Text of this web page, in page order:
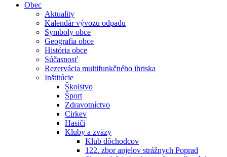
Obec
Aktuality
Kalendár vývozu odpadu
Symboly obce
Geografia obce
História obce
Súčasnosť
Rezervácia multifunkčného ihriska
Inštitúcie
Školstvo
Šport
Zdravotníctvo
Cirkev
Hasiči
Kluby a zväzy
Klub dôchodcov
122. zbor anjelov strážnych Poprad